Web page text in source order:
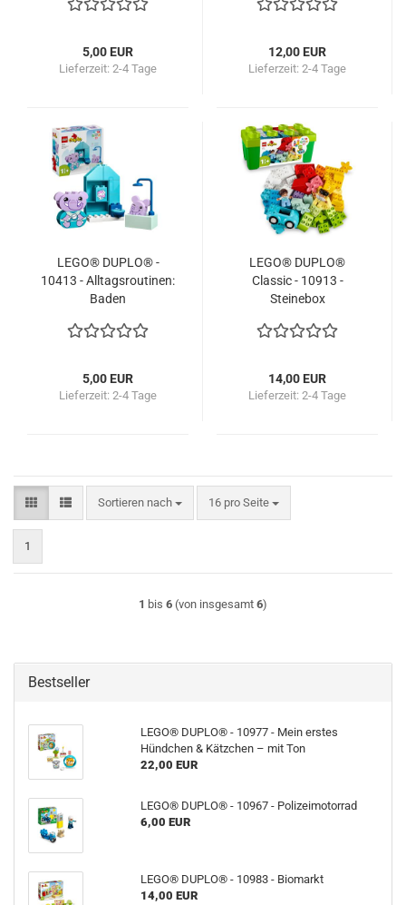
5,00 EUR
Lieferzeit: 2-4 Tage
12,00 EUR
Lieferzeit: 2-4 Tage
LEGO® DUPLO® -
10413 - Alltagsroutinen:
Baden
5,00 EUR
Lieferzeit: 2-4 Tage
LEGO® DUPLO®
Classic - 10913 -
Steinebox
14,00 EUR
Lieferzeit: 2-4 Tage
Sortieren nach
Sortieren nach 16 pro Seite
pro Seite
1
1 bis 6 (von insgesamt 6)
Bestseller
LEGO® DUPLO® - 10977 - Mein erstes
Hündchen & Kätzchen – mit Ton
22,00 EUR
LEGO® DUPLO® - 10967 - Polizeimotorrad
6,00 EUR
LEGO® DUPLO® - 10983 - Biomarkt
14,00 EUR